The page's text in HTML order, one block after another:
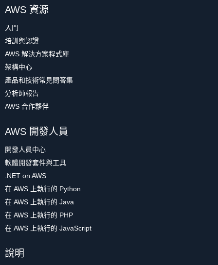
AWS 資源
入門
培訓與認證
AWS 解決方案程式庫
架構中心
產品和技術常見問答集
分析師報告
AWS 合作夥伴
AWS 開發人員
開發人員中心
軟體開發套件與工具
.NET on AWS
在 AWS 上執行的 Python
在 AWS 上執行的 Java
在 AWS 上執行的 PHP
在 AWS 上執行的 JavaScript
說明